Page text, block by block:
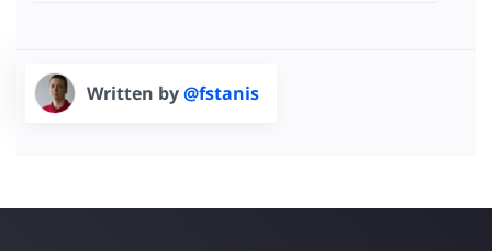
Written by@fstanis